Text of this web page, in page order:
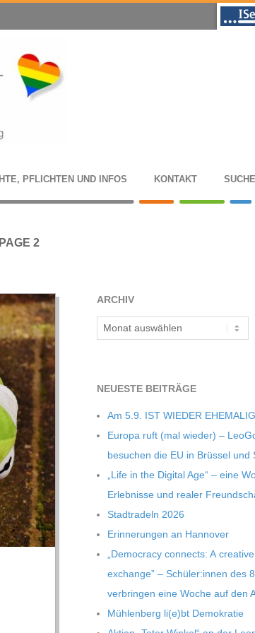
PFLICH­TEN UND INFOS KON­TAKT SUCHE
PAGE 2
ARCHIV
Archiv
NEU­ESTE BEITRÄGE
Am 5.9. IST WIEDER
Europa ruft (mal wie­der) –
besu­chen die EU in Brüs­sel und
„Life in the Digi­tal Age“ – eine
Erleb­nisse und rea­ler
Stadt­ra­deln 2026
Erin­ne­run­gen an Hannover
„Demo­cracy con­nects: A
exch­ange” – Schüler:innen des
ver­brin­gen eine Woche auf den
Müh­len­berg li(e)bt Demokratie